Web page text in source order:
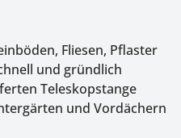
Fliesen, Pflaster
und gründlich
Teleskopstange
und Vordächern